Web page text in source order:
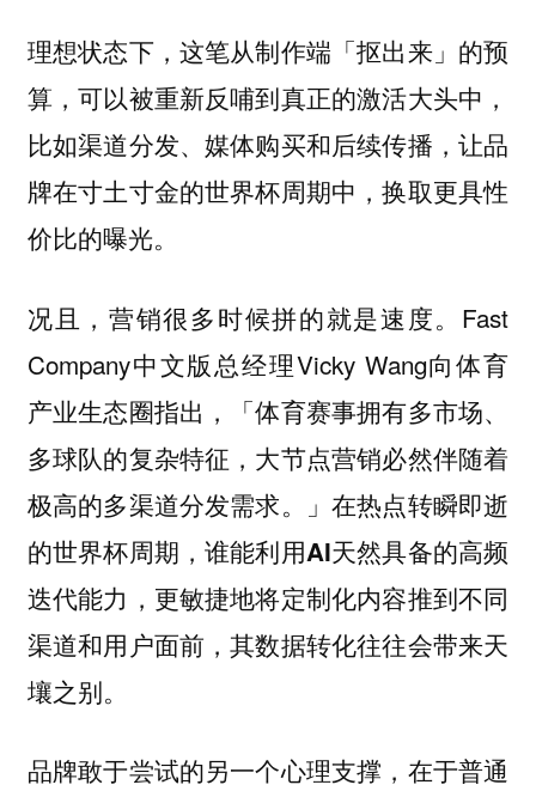
理想状态下，这笔从制作端「抠出来」的预
算，可以被重新反哺到真正的激活大头中，
比如渠道分发、媒体购买和后续传播， 让品
牌在寸土寸金的世界杯周期中，换取更具性
价比的曝光。
况且，营销很多时候拼的就是速度。Fast
Company中文版总经理Vicky Wang向体育
产业生态圈指出，「体育赛事拥有多市场、
多球队的复杂特征，大节点营销必然伴随着
极高的多渠道分发需求。」在热点转瞬即逝
的世界杯周期，谁能利用AI天然具备的高频
迭代能力，更敏捷地将定制化内容推到不同
渠道和用户面前，其数据转化往往会带来天
壤之别。
品牌敢于尝试的另一个心理支撑，在于普通